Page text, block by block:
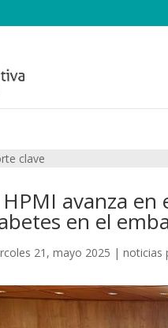
clave
HPMI avanza
en el
21, mayo 2025 |noticias